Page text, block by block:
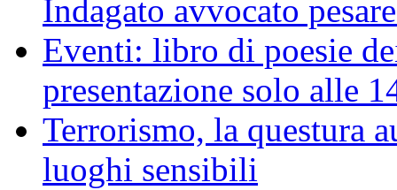
Indagato avvocato
Eventi: libro di poesie
presentazione solo alle
Terrorismo, la questura
luoghi sensibili